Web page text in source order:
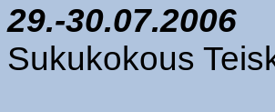
29.-30.07.2006
Sukukokous